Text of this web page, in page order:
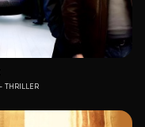
THRILLER